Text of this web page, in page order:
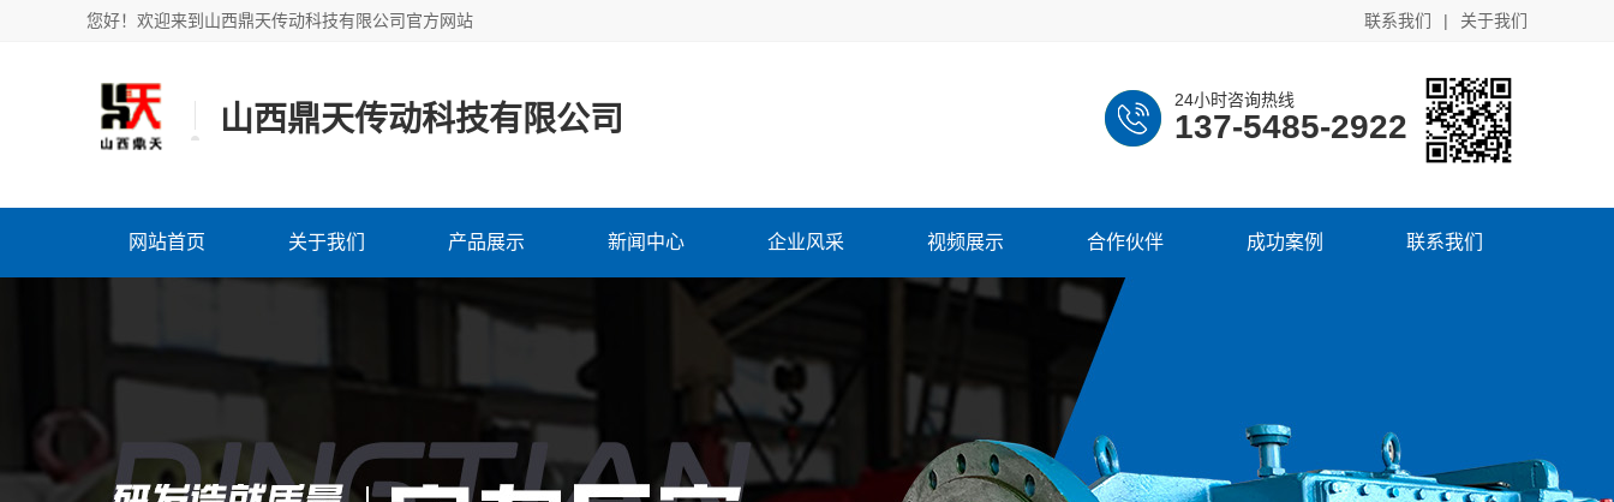
您好！欢迎来到山西鼎天传动科技有限公司官方网站 联系我们 | 关于我们
山西鼎天传动科技有限公司
24小时咨询热线
137-5485-2922
网站首页 关于我们 产品展示 新闻中心 企业风采 视频展示 合作伙伴 成功案例 联系我们